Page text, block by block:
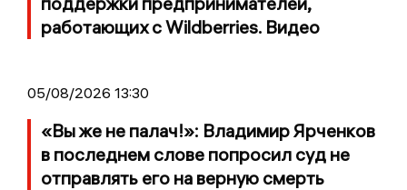
работающих с Wildberries. Видео
05/08/2026 13:30
«Вы же не палач!»: Владимир Ярченков
в последнем слове попросил суд не
отправлять его на верную смерть